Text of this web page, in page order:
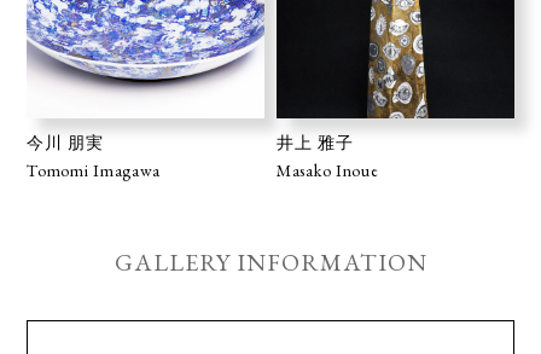
今川 朋実
Tomomi Imagawa
井上 雅子
Masako Inoue
GALLERY INFORMATION